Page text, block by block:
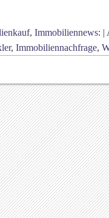
, Immobiliennews: |
, Immobiliennachfrage,